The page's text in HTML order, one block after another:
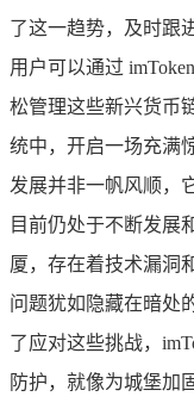
了这一趋势，及时跟
用户可以通过
松管理这些新兴货币
统中，开启一场充满
发展并非一帆风顺，
目前仍处于不断发展
厦，存在着技术漏洞
问题犹如隐藏在暗处
了应对这些挑战，
防护，就像为城堡加